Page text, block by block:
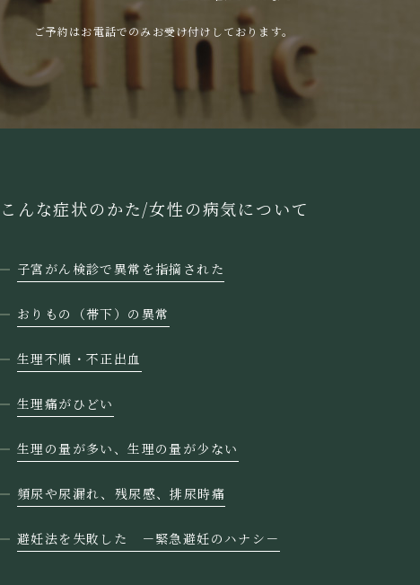
ご予約はお電話でのみお受け付けしております。
こんな症状のかた/女性の病気について
子宮がん検診で異常を指摘された
おりもの（帯下）の異常
生理不順・不正出血
生理痛がひどい
生理の量が多い、生理の量が少ない
頻尿や尿漏れ、残尿感、排尿時痛
避妊法を失敗した －緊急避妊のハナシ－